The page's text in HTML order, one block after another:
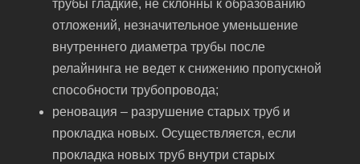
трубы гладкие, не склонны к образованию
отложений, незначительное уменьшение
внутреннего диаметра трубы после
релайнинга не ведет к снижению пропускной
способности трубопровода;
реновация – разрушение старых труб и
прокладка новых. Осуществляется, если
прокладка новых труб внутри старых